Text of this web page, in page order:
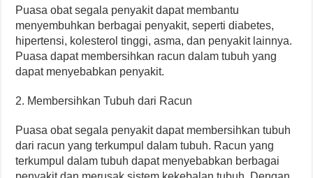
Puasa obat segala penyakit dapat membantu
menyembuhkan berbagai penyakit, seperti diabetes,
hipertensi, kolesterol tinggi, asma, dan penyakit lainnya.
Puasa dapat membersihkan racun dalam tubuh yang
dapat menyebabkan penyakit.
2. Membersihkan Tubuh dari Racun
Puasa obat segala penyakit dapat membersihkan tubuh
dari racun yang terkumpul dalam tubuh. Racun yang
terkumpul dalam tubuh dapat menyebabkan berbagai